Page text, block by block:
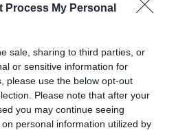
Process My Personal
sale, sharing to third parties, or
or sensitive information for
please use the below opt-out
Please note that after your
you may continue seeing
personal information utilized by